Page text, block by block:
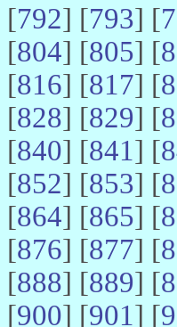
[792] [793] [
[804] [805] [
[816] [817] [
[828] [829] [
[840] [841] [
[852] [853] [
[864] [865] [
[876] [877] [
[888] [889] [
[900] [901] [